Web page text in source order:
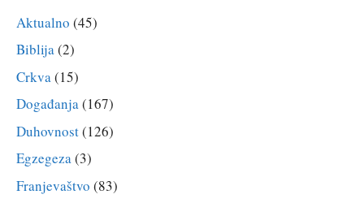
Aktualno (45)
Biblija(2)
Crkva(15)
Događanja(167)
Duhovnost(126)
Egzegeza(3)
Franjevaštvo (83)